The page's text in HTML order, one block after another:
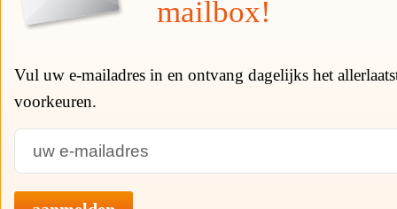
mailbox!
Vul uw e-mailadres in en ontvang dagelijks het
voorkeuren.